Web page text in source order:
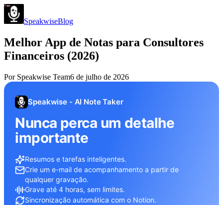
SpeakwiseBlog
Melhor App de Notas para Consultores
Financeiros (2026)
Por Speakwise Team6 de julho de 2026
Speakwise - AI Note Taker
Nunca perca um detalhe
importante
Resumos e tarefas inteligentes.
Crie um e-mail de acompanhamento a partir de
qualquer gravação.
Grave até 4 horas, sem limites.
Sincronização automática com o Notion.